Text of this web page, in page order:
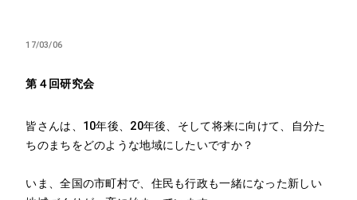
17/03/06
第４回研究会
皆さんは、10年後、20年後、そして将来に向けて、自分た
ちのまちをどのような地域にしたいですか？
いま、全国の市町村で、住民も行政も一緒になった新しい